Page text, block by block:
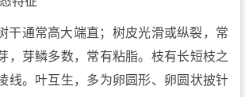
干通常高大端直；树皮光滑或纵裂，常
，芽鳞多数，常有粘脂。枝有长短枝之
线。叶互生，多为卵圆形、卵圆状披针